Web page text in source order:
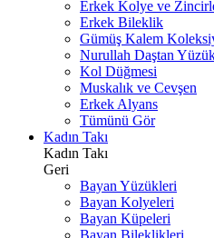
Erkek Kolye ve
Erkek Bileklik
Gümüş Kalem
Nurullah Daştan
Kol Düğmesi
Muskalık ve Cevşen
Erkek Alyans
Tümünü Gör
Kadın Takı
Kadın Takı
Geri
Bayan Yüzükleri
Bayan Kolyeleri
Bayan Küpeleri
Bayan Bileklikleri